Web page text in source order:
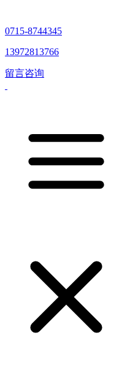
0715-8744345
13972813766
留言咨询